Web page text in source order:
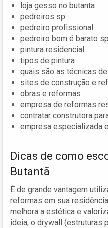
loja gesso no butanta
pedreiros sp
pedreiro profissional
pedreiro bom é barato sp
pintura residencial
tipos de pintura
quais são as técnicas
sites de construção e
obras e reformas
empresa de reformas
contratar construtora
empresa especializada
Dicas de como
Butantã
É de grande vantagem
reformas em sua
melhora a estética e
ideia, o drywall (estruturas